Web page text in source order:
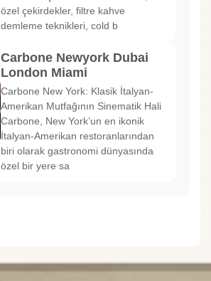
özel çekirdekler, filtre kahve
demleme teknikleri, cold b
Carbone Newyork Dubai
London Miami
Carbone New York: Klasik İtalyan-
Amerikan Mutfağının Sinematik Hali
Carbone, New York’un en ikonik
İtalyan-Amerikan restoranlarından
biri olarak gastronomi dünyasında
özel bir yere sa